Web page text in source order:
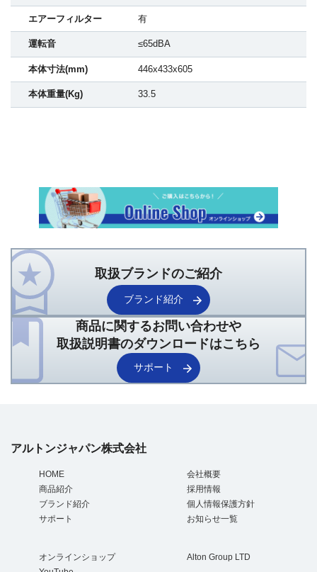
エアーフィルター 有
運転音 ≤65dBA
本体寸法(mm) 446x433x605
本体重量(Kg) 33.5
取扱ブランドのご紹介
ブランド紹介
商品に関するお問い合わせや
取扱説明書のダウンロードはこちら
サポート
アルトンジャパン株式会社
HOME
商品紹介
ブランド紹介
サポート
会社概要
採用情報
個人情報保護方針
お知らせ一覧
オンラインショップ
Alton Group LTD